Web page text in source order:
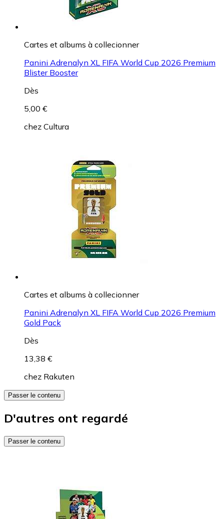
Cartes et albums à collecionner
Panini Adrenalyn XL FIFA World Cup 2026 Premium
Blister Booster
Dès
5,00 €
chez Cultura
Cartes et albums à collecionner
Panini Adrenalyn XL FIFA World Cup 2026 Premium
Gold Pack
Dès
13,38 €
chez Rakuten
Passer le contenu
D'autres ont regardé
Passer le contenu